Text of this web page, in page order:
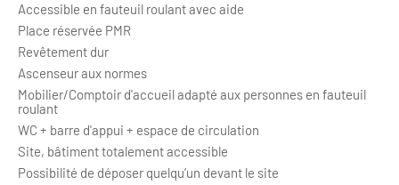
Accessible en fauteuil roulant avec aide
Place réservée PMR
Revêtement dur
Ascenseur aux normes
Mobilier/Comptoir d'accueil adapté aux personnes en fauteuil
roulant
WC + barre d'appui + espace de circulation
Site, bâtiment totalement accessible
Possibilité de déposer quelqu’un devant le site